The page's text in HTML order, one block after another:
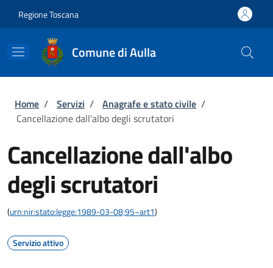
Regione Toscana
Comune di Aulla
Briciole di pane
Home / Servizi / Anagrafe e stato civile /
Cancellazione dall'albo degli scrutatori
Cancellazione dall'albo
degli scrutatori
(urn:nir:stato:legge:1989-03-08;95~art1)
Servizio attivo